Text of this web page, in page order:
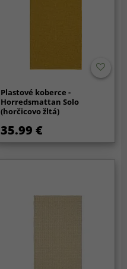
Plastové koberce -
Horredsmattan Solo
(horčicovo žltá)
35.99 €